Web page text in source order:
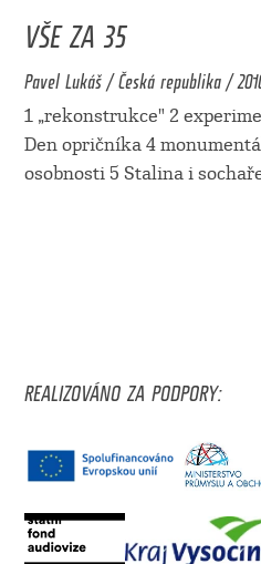
VŠE ZA 35
Pavel Lukáš / Česká republika /
1 „rekonstrukce" 2
Den opričníka 4
osobnosti 5 Stalina i
REALIZOVÁNO ZA PODPORY: